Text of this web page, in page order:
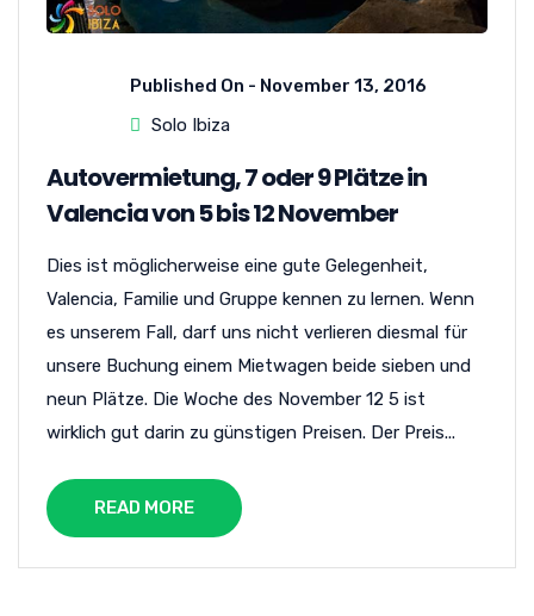
Published On - November 13, 2016
Solo Ibiza
Autovermietung, 7 oder 9 Plätze in
Valencia von 5 bis 12 November
Dies ist möglicherweise eine gute Gelegenheit,
Valencia, Familie und Gruppe kennen zu lernen. Wenn
es unserem Fall, darf uns nicht verlieren diesmal für
unsere Buchung einem Mietwagen beide sieben und
neun Plätze. Die Woche des November 12 5 ist
wirklich gut darin zu günstigen Preisen. Der Preis...
READ MORE